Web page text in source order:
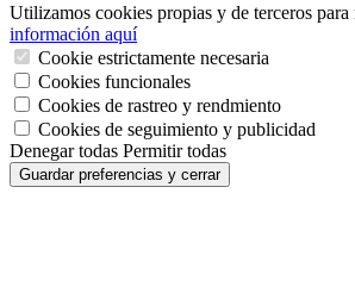
Utilizamos cookies propias y de terceros
información aquí
Cookie estrictamente necesaria
Cookies funcionales
Cookies de rastreo y rendmiento
Cookies de seguimiento y publicidad
Denegar todas Permitir todas
Guardar preferencias y cerrar